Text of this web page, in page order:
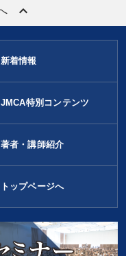
keyboard_arrow_up
新着情報
JMCA特別コンテンツ
著者・講師紹介
トップページへ